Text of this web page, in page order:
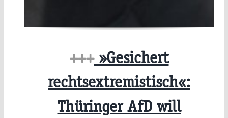
+++»Gesichert
rechtsextremistisch«:
Thüringer AfD will